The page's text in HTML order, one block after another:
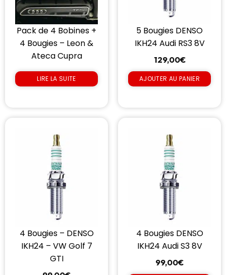
Pack de 4 Bobines +
4 Bougies – Leon &
Ateca Cupra
LIRE LA SUITE
5 Bougies DENSO
IKH24 Audi RS3 8V
129,00€
AJOUTER AU PANIER
4 Bougies – DENSO
IKH24 – VW Golf 7
GTI
4 Bougies DENSO
IKH24 Audi S3 8V
99,00€